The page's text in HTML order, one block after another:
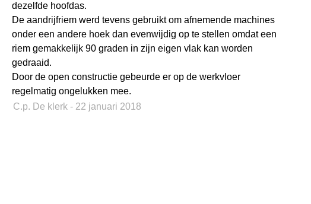
dezelfde hoofdas.
De aandrijfriem werd tevens gebruikt om afnemende machines
onder een andere hoek dan evenwijdig op te stellen omdat een
riem gemakkelijk 90 graden in zijn eigen vlak kan worden
gedraaid.
Door de open constructie gebeurde er op de werkvloer
regelmatig ongelukken mee.
C.p. De klerk - 22 januari 2018